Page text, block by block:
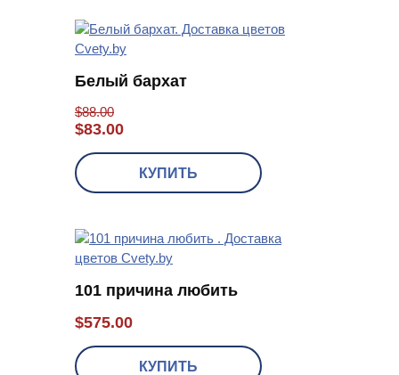
Белый бархат
$88.00
$83.00
КУПИТЬ
101 причина любить
$575.00
КУПИТЬ